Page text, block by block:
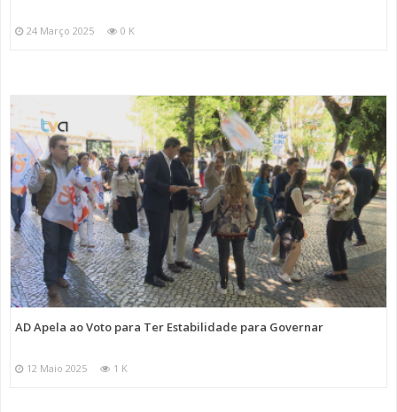
24 Março 2025 0 K
AD Apela ao Voto para Ter Estabilidade para Governar
12 Maio 2025 1 K